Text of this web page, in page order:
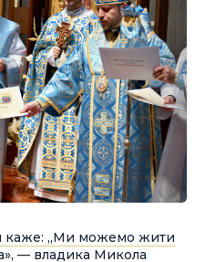
каже: „Ми можемо жити
— владика Микола